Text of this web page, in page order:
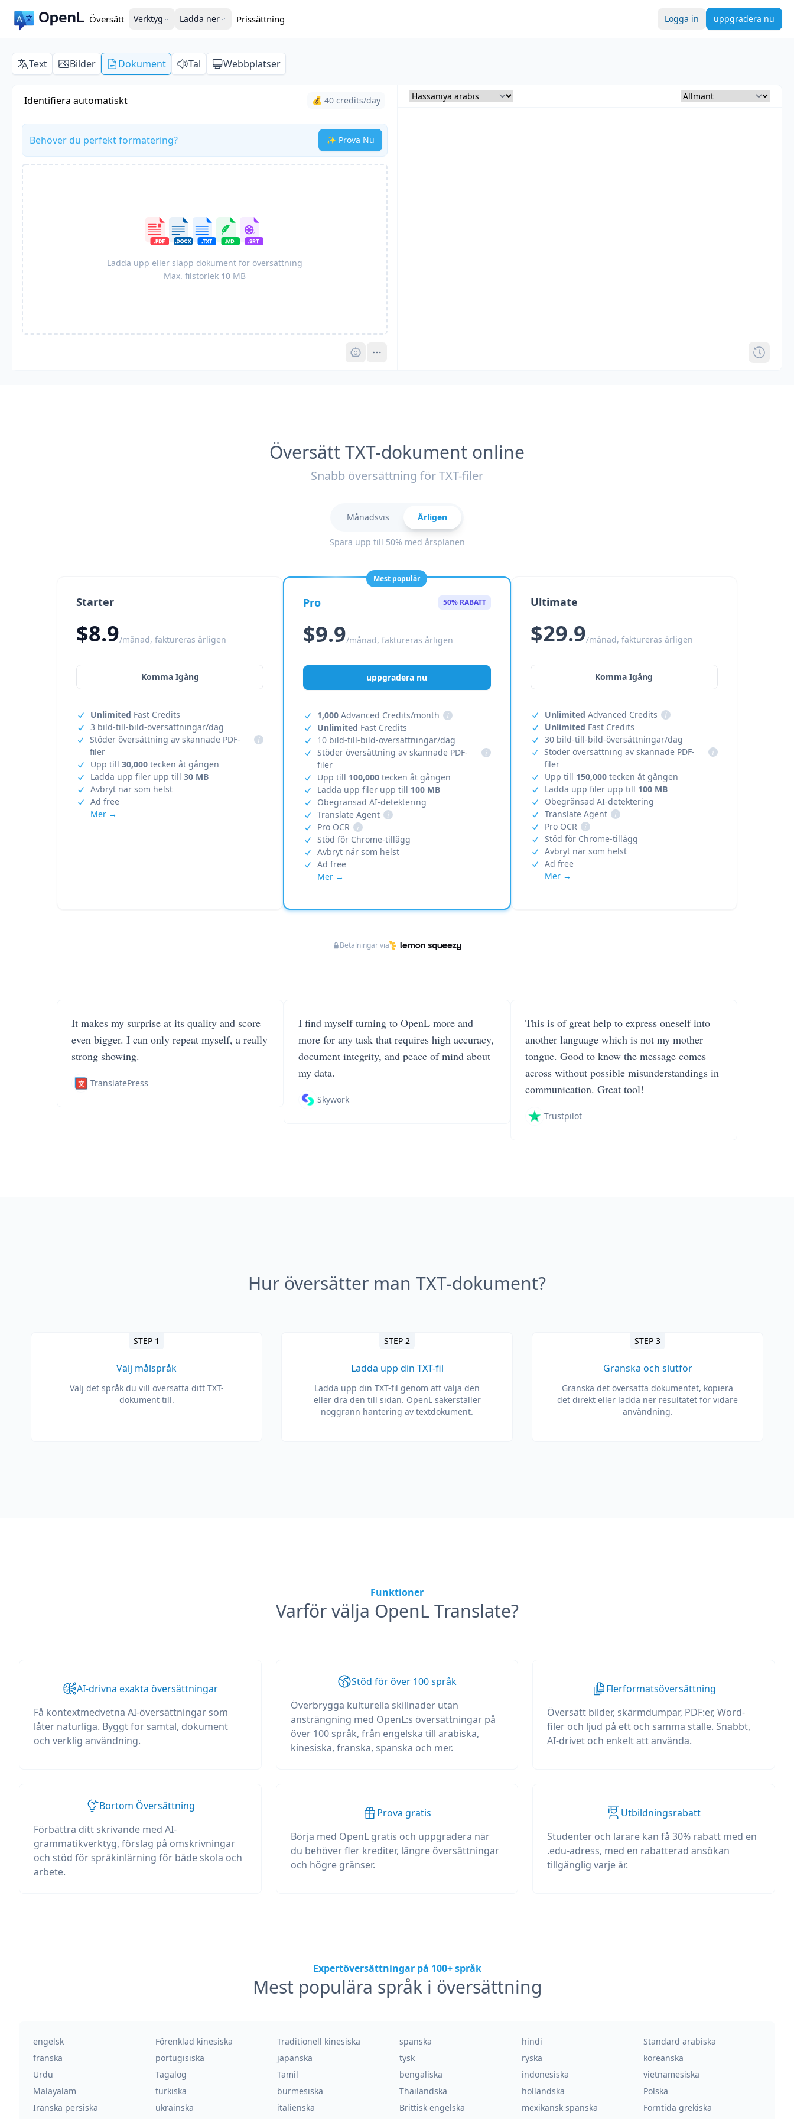
Översätt Verktyg Ladda ner Prissättning Logga in uppgradera nu
Text Bilder Dokument Tal Webbplatser
Identifiera automatiskt 💰 40 credits/day
Behöver du perfekt formatering? ✨ Prova Nu
Ladda upp eller släpp dokument för översättning
Max. filstorlek 10MB
Pro
Översätt TXT-dokument online
Snabb översättning för TXT-filer
Månadsvis Årligen
Spara upp till 50% med årsplanen
Starter
$8.9/månad, faktureras årligen
Komma Igång
Unlimited Fast Credits
3 bild-till-bild-översättningar/dag
Stöder översättning av skannade PDF-
filer
i
Upp till 30,000 tecken åt gången
Ladda upp filer upp till 30 MB
Avbryt när som helst
Ad free
Mer →
Mest populär
Pro 50% RABATT
$9.9/månad, faktureras årligen
uppgradera nu
1,000 Advanced Credits/month
i
Unlimited Fast Credits
10 bild-till-bild-översättningar/dag
Stöder översättning av skannade PDF-
filer
i
Upp till 100,000 tecken åt gången
Ladda upp filer upp till 100 MB
Obegränsad AI-detektering
Translate Agent
i
Pro OCR
i
Stöd för Chrome-tillägg
Avbryt när som helst
Ad free
Mer →
Ultimate
$29.9/månad, faktureras årligen
Komma Igång
Unlimited Advanced Credits
i
Unlimited Fast Credits
30 bild-till-bild-översättningar/dag
Stöder översättning av skannade PDF-
filer
i
Upp till 150,000tecken åt gången
Ladda upp filer upp till 100 MB
Obegränsad AI-detektering
Translate Agent
i
Pro OCR
i
Stöd för Chrome-tillägg
Avbryt när som helst
Ad free
Mer →
Betalningar via
It makes my surprise at its quality and score
even bigger. I can only repeat myself, a really
strong showing.
TranslatePress
I find myself turning to OpenL more and
more for any task that requires high accuracy,
document integrity, and peace of mind about
my data.
Skywork
This is of great help to express oneself into
another language which is not my mother
tongue. Good to know the message comes
across without possible misunderstandings in
communication. Great tool!
Trustpilot
Hur översätter man TXT-dokument?
STEP 1
Välj målspråk
Välj det språk du vill översätta ditt TXT-
dokument till.
STEP 2
Ladda upp din TXT-fil
Ladda upp din TXT-fil genom att välja den
eller dra den till sidan. OpenL säkerställer
noggrann hantering av textdokument.
STEP 3
Granska och slutför
Granska det översatta dokumentet, kopiera
det direkt eller ladda ner resultatet för vidare
användning.
Funktioner
Varför välja OpenL Translate?
AI-drivna exakta översättningar
Få kontextmedvetna AI-översättningar som
låter naturliga. Byggt för samtal, dokument
och verklig användning.
Stöd för över 100 språk
Överbrygga kulturella skillnader utan
ansträngning med OpenL:s översättningar på
över 100 språk, från engelska till arabiska,
kinesiska, franska, spanska och mer.
Flerformatsöversättning
Översätt bilder, skärmdumpar, PDF:er, Word-
filer och ljud på ett och samma ställe. Snabbt,
AI-drivet och enkelt att använda.
Bortom Översättning
Förbättra ditt skrivande med AI-
grammatikverktyg, förslag på omskrivningar
och stöd för språkinlärning för både skola och
arbete.
Prova gratis
Börja med OpenL gratis och uppgradera när
du behöver fler krediter, längre översättningar
och högre gränser.
Utbildningsrabatt
Studenter och lärare kan få 30% rabatt med en
.edu-adress, med en rabatterad ansökan
tillgänglig varje år.
Expertöversättningar på 100+ språk
Mest populära språk i översättning
engelsk Förenklad kinesiska Traditionell kinesiska spanska hindi
Standard arabiska
franska
portugisiska japanska tysk ryska
koreanska
Urdu
Tagalog Tamil bengaliska indonesiska
vietnamesiska
Malayalam
turkiska burmesiska Thailändska holländska
Polska
Iranska persiska
ukrainska italienska Brittisk engelska mexikansk spanska
Forntida grekiska